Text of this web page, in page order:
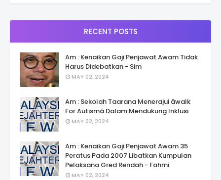
RECENT POSTS
Am : Kenaikan Gaji Penjawat Awam Tidak
Harus Didebatkan - Sim
MAY 02, 2024
Am : Sekolah Taarana Menerajui âwalk
For Autismâ Dalam Mendukung Inklusi
MAY 02, 2024
Am : Kenaikan Gaji Penjawat Awam 35
Peratus Pada 2007 Libatkan Kumpulan
Pelaksana Gred Rendah - Fahmi
MAY 02, 2024